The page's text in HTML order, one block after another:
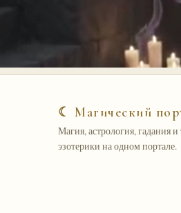
☾ Магический
Магия, астрология, гадания
эзотерики на одном портале.